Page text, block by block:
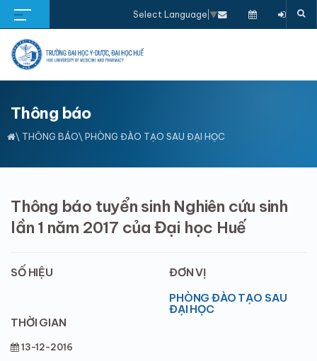
Select Language ▼
Thông báo
\ THÔNG BÁO\ PHÒNG ĐÀO TẠO SAU ĐẠI HỌC
Thông báo tuyển sinh Nghiên cứu sinh
lần 1 năm 2017 của Đại học Huế
SỐ HIỆU
ĐƠN VỊ
PHÒNG ĐÀO TẠO SAU
ĐẠI HỌC
THỜI GIAN
13-12-2016